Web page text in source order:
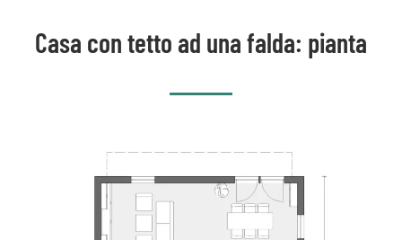
Casa con tetto ad una falda: pianta